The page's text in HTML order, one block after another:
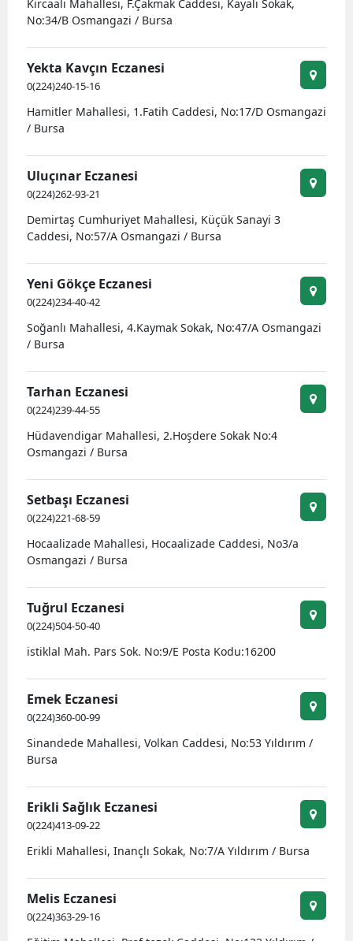
Sakarya
Samsun
Sinop
Uşak
Van
Zonguldak
Aksaray
Karaman
Bartın
Kırcaali Mahallesi, F.Çakmak Caddesi, Kayalı Sokak,
No:34/B Osmangazi / Bursa
Yekta Kavçın Eczanesi
0(224)240-15-16
Hamitler Mahallesi, 1.Fatih Caddesi, No:17/D Osmangazi
/ Bursa
Uluçınar Eczanesi
0(224)262-93-21
Demirtaş Cumhuriyet Mahallesi, Küçük Sanayi 3
Caddesi, No:57/A Osmangazi / Bursa
Yeni Gökçe Eczanesi
0(224)234-40-42
Soğanlı Mahallesi, 4.Kaymak Sokak, No:47/A Osmangazi
/ Bursa
Tarhan Eczanesi
0(224)239-44-55
Hüdavendigar Mahallesi, 2.Hoşdere Sokak No:4
Osmangazi / Bursa
Setbaşı Eczanesi
0(224)221-68-59
Hocaalizade Mahallesi, Hocaalizade Caddesi, No3/a
Osmangazi / Bursa
Tuğrul Eczanesi
0(224)504-50-40
istiklal Mah. Pars Sok. No:9/E Posta Kodu:16200
Emek Eczanesi
0(224)360-00-99
Sinandede Mahallesi, Volkan Caddesi, No:53 Yıldırım /
Bursa
Erikli Sağlık Eczanesi
0(224)413-09-22
Erikli Mahallesi, Inançlı Sokak, No:7/A Yıldırım / Bursa
Melis Eczanesi
0(224)363-29-16